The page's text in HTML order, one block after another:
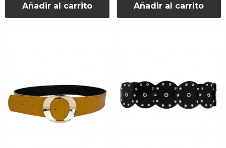
Añadir al carrito Añadir al carrito